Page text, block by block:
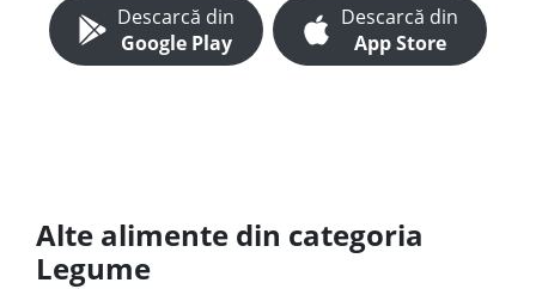
Descarcă din
Google Play
Descarcă din
App Store
Alte alimente din categoria
Legume